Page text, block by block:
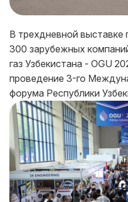
В трехдневной выставке
300 зарубежных
газ Узбекистана - OGU
проведение 3-го
форума Республики